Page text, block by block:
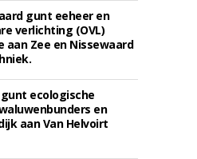
gunt eeheer en
verlichting (OVL)
aan Zee en Nissewaard
ecologische
en
aan Van Helvoirt